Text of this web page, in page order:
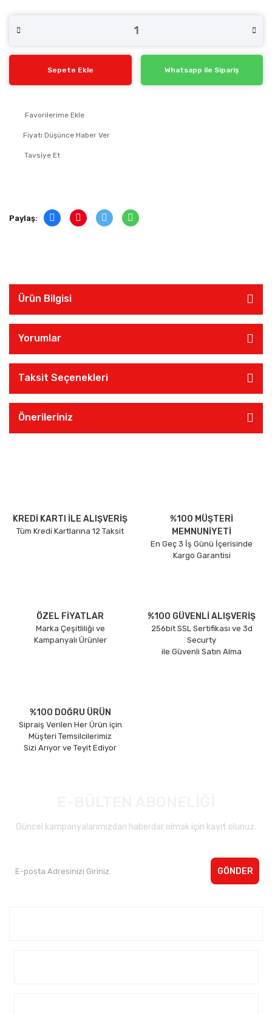
Sepete Ekle Whatsapp ile Sipariş
Fiyatı Düşünce Haber Ver
Tavsiye Et
Paylaş:
Ürün Bilgisi
Yorumlar
Taksit Seçenekleri
Önerileriniz
KREDİ KARTI İLE ALIŞVERİŞ
Tüm Kredi Kartlarına 12 Taksit
%100 MÜŞTERİ
MEMNUNİYETİ
En Geç 3 İş Günü İçerisinde
Kargo Garantisi
ÖZEL FİYATLAR
Marka Çeşitliliği ve
Kampanyalı Ürünler
%100 GÜVENLİ ALIŞVERİŞ
256bit SSL Sertifikası ve 3d
Securty
ile Güvenli Satın Alma
%100 DOĞRU ÜRÜN
Sipraiş Verilen Her Ürün için
Müşteri Temsilcilerimiz
Sizi Arıyor ve Teyit Ediyor
Güncel kampanyalarımızdan haberdar olmak için kayıt olunuz.
GÖNDER